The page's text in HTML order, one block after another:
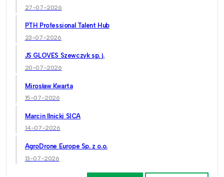
27-07-2026
PTH Professional Talent Hub
23-07-2026
JS GLOVES Szewczyk sp. j.
20-07-2026
Mirosław Kwarta
15-07-2026
Marcin Ilnicki SICA
14-07-2026
AgroDrone Europe Sp. z o.o.
13-07-2026